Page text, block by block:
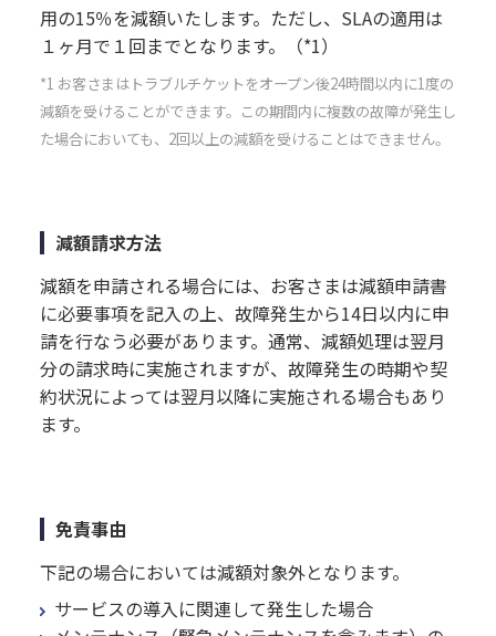
用の15％を減額いたします。ただし、SLAの適用は
１ヶ月で１回までとなります。（*1）
*1 お客さまはトラブルチケットをオープン後24時間以内に1度の
減額を受けることができます。この期間内に複数の故障が発生し
た場合においても、2回以上の減額を受けることはできません。
減額請求方法
減額を申請される場合には、お客さまは減額申請書
に必要事項を記入の上、故障発生から14日以内に申
請を行なう必要があります。通常、減額処理は翌月
分の請求時に実施されますが、故障発生の時期や契
約状況によっては翌月以降に実施される場合もあり
ます。
免責事由
下記の場合においては減額対象外となります。
サービスの導入に関連して発生した場合